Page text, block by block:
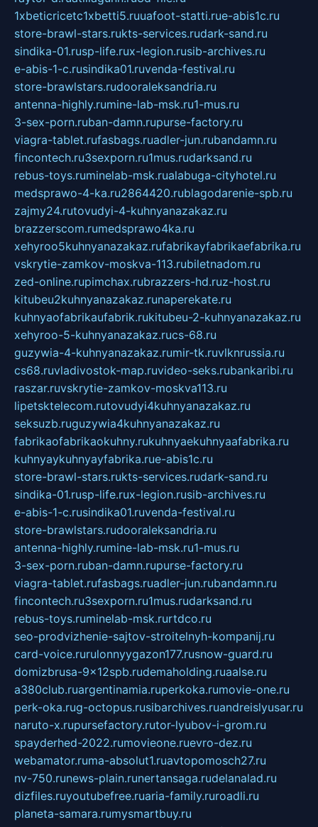
1xbeticricetc1xbetti5.ruuafoot-statti.rue-abis1c.ru
store-brawl-stars.rukts-services.rudark-sand.ru
sindika-01.rusp-life.rux-legion.rusib-archives.ru
e-abis-1-c.rusindika01.ruvenda-festival.ru
store-brawlstars.rudooraleksandria.ru
antenna-highly.rumine-lab-msk.ru1-mus.ru
3-sex-porn.ruban-damn.rupurse-factory.ru
viagra-tablet.rufasbags.ruadler-jun.rubandamn.ru
fincontech.ru3sexporn.ru1mus.rudarksand.ru
rebus-toys.ruminelab-msk.rualabuga-cityhotel.ru
medsprawo-4-ka.ru2864420.rublagodarenie-spb.ru
zajmy24.rutovudyi-4-kuhnyanazakaz.ru
brazzerscom.rumedsprawo4ka.ru
xehyroo5kuhnyanazakaz.rufabrikayfabrikaefabrika.ru
vskrytie-zamkov-moskva-113.rubiletnadom.ru
zed-online.rupimchax.rubrazzers-hd.ruz-host.ru
kitubeu2kuhnyanazakaz.runaperekate.ru
kuhnyaofabrikaufabrik.rukitubeu-2-kuhnyanazakaz.ru
xehyroo-5-kuhnyanazakaz.rucs-68.ru
guzywia-4-kuhnyanazakaz.rumir-tk.ruvlknrussia.ru
cs68.ruvladivostok-map.ruvideo-seks.rubankaribi.ru
raszar.ruvskrytie-zamkov-moskva113.ru
lipetsktelecom.rutovudyi4kuhnyanazakaz.ru
seksuzb.ruguzywia4kuhnyanazakaz.ru
fabrikaofabrikaokuhny.rukuhnyaekuhnyaafabrika.ru
kuhnyaykuhnyayfabrika.rue-abis1c.ru
store-brawl-stars.rukts-services.rudark-sand.ru
sindika-01.rusp-life.rux-legion.rusib-archives.ru
e-abis-1-c.rusindika01.ruvenda-festival.ru
store-brawlstars.rudooraleksandria.ru
antenna-highly.rumine-lab-msk.ru1-mus.ru
3-sex-porn.ruban-damn.rupurse-factory.ru
viagra-tablet.rufasbags.ruadler-jun.rubandamn.ru
fincontech.ru3sexporn.ru1mus.rudarksand.ru
rebus-toys.ruminelab-msk.rurtdco.ru
seo-prodvizhenie-sajtov-stroitelnyh-kompanij.ru
card-voice.rurulonnyygazon177.rusnow-guard.ru
domizbrusa-9x12spb.rudemaholding.ruaalse.ru
a380club.ruargentinamia.ruperkoka.rumovie-one.ru
perk-oka.rug-octopus.rusibarchives.ruandreislyusar.ru
naruto-x.rupursefactory.rutor-lyubov-i-grom.ru
spayderhed-2022.rumovieone.ruevro-dez.ru
webamator.ruma-absolut1.ruavtopomosch27.ru
nv-750.runews-plain.runertansaga.rudelanalad.ru
dizfiles.ruyoutubefree.ruaria-family.ruroadli.ru
planeta-samara.rumysmartbuy.ru